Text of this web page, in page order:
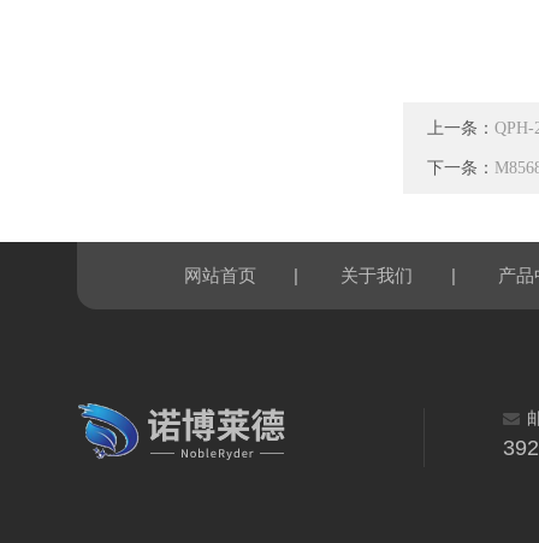
上一条：
下一条：
网站首页 | 关于我们 | 产品